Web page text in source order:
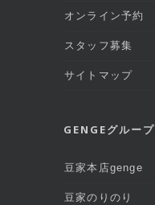
オンライン予約
スタッフ募集
サイトマップ
GENGEグループ
豆家本店genge
豆家のりのり